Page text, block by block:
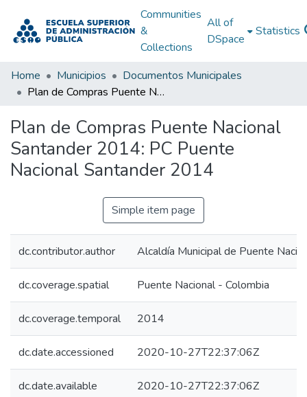
Communities
&
Collections
All of
DSpace
Statistics
Home Municipios
Documentos Municipales
Plan de Compras Puente Nacional Santander 2014: PC Puente Nacional Santander 2014
Plan de Compras Puente Nacional
Santander 2014: PC Puente
Nacional Santander 2014
Simple item page
dc.contributor.author Alcaldía Municipal de Puente
dc.coverage.spatial Puente Nacional - Colombia
dc.coverage.temporal 2014
dc.date.accessioned 2020-10-27T22:37:06Z
dc.date.available 2020-10-27T22:37:06Z